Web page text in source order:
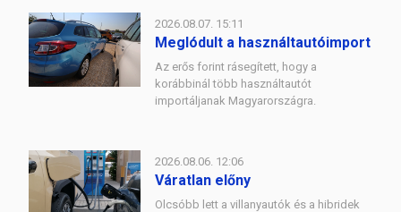
2026.08.07. 15:11
Meglódult a használtautóimport
Az erős forint rásegített, hogy a
korábbinál több használtautót
importáljanak Magyarországra.
2026.08.06. 12:06
Váratlan előny
Olcsóbb lett a villanyautók és a hibridek